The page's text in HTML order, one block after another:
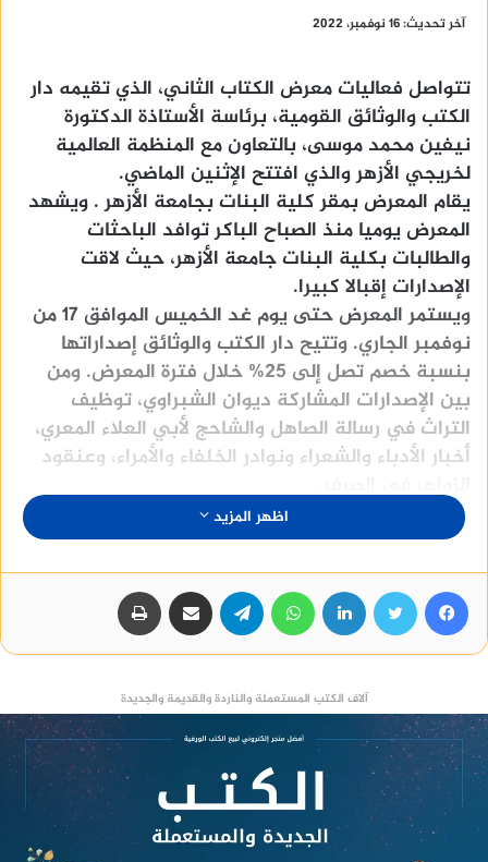
آخر تحديث: 16 نوفمبر، 2022
تتواصل فعاليات معرض الكتاب الثاني، الذي تقيمه دار
الكتب والوثائق القومية، برئاسة الأستاذة الدكتورة
نيفين محمد موسى، بالتعاون مع المنظمة العالمية
لخريجي الأزهر والذي افتتح الإثنين الماضي.
يقام المعرض بمقر كلية البنات بجامعة الأزهر . ويشهد
المعرض يوميا منذ الصباح الباكر توافد الباحثات
والطالبات بكلية البنات جامعة الأزهر، حيث لاقت
الإصدارات إقبالا كبيرا.
ويستمر المعرض حتى يوم غد الخميس الموافق 17 من
نوفمبر الجاري. وتتيح دار الكتب والوثائق إصداراتها
بنسبة خصم تصل إلى ٢٥% خلال فترة المعرض. ومن
بين الإصدارات المشاركة ديوان الشبراوي، توظيف
التراث في رسالة الصاهل والشاحج لأبي العلاء المعري،
أخبار الأدباء والشعراء ونوادر الخلفاء والأمراء، وعنقود
اظهر المزيد
آلاف الكتب المستعملة والناردة والقديمة والجديدة